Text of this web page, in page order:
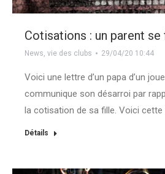
Cotisations : un parent se
News, vie des clubs 29/04/20 10:44
Voici une lettre d’un papa d’un
communique son désarroi par
la cotisation de sa fille. Voici cette
Détails